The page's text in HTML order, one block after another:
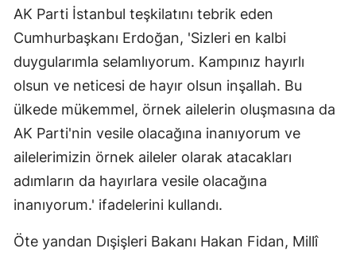
AK Parti İstanbul teşkilatını tebrik eden
Cumhurbaşkanı Erdoğan, 'Sizleri en kalbi
duygularımla selamlıyorum. Kampınız hayırlı
olsun ve neticesi de hayır olsun inşallah. Bu
ülkede mükemmel, örnek ailelerin oluşmasına da
AK Parti'nin vesile olacağına inanıyorum ve
ailelerimizin örnek aileler olarak atacakları
adımların da hayırlara vesile olacağına
inanıyorum.' ifadelerini kullandı.
Öte yandan Dışişleri Bakanı Hakan Fidan, Millî